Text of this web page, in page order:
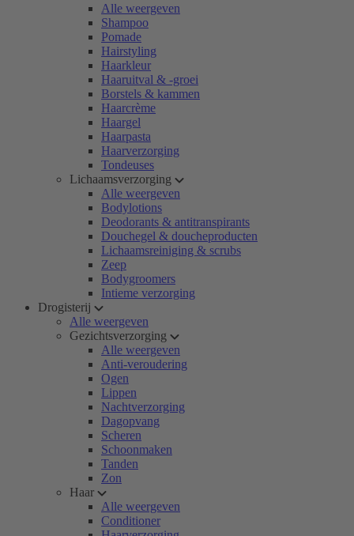
Alle weergeven
Shampoo
Pomade
Hairstyling
Haarkleur
Haaruitval & -groei
Borstels & kammen
Haarcrème
Haargel
Haarpasta
Haarverzorging
Tondeuses
Lichaamsverzorging
Alle weergeven
Bodylotions
Deodorants & antitranspirants
Douchegel & doucheproducten
Lichaamsreiniging & scrubs
Zeep
Bodygroomers
Intieme verzorging
Drogisterij
Alle weergeven
Gezichtsverzorging
Alle weergeven
Anti-veroudering
Ogen
Lippen
Nachtverzorging
Dagopvang
Scheren
Schoonmaken
Tanden
Zon
Haar
Alle weergeven
Conditioner